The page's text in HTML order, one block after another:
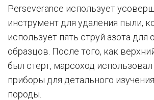
Perseverance использует
инструмент для удаления пыли,
использует пять струй азота для
образцов. После того, как
был стерт, марсоход использовал
приборы для детального
породы.